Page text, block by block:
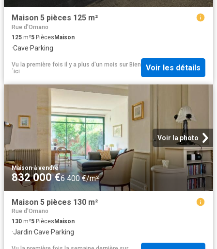
Maison 5 pièces 125 m²
Rue d'Ornano
125 m²5 PiècesMaison
·Cave·Parking
Vu la première fois il y a plus d'un mois sur Bien
´ici
Voir les détails
Voir la photo
Maison·à vendre
832 000 €6 400 €/m²
Maison 5 pièces 130 m²
Rue d'Ornano
130 m²5 Pièces Maison
·Jardin·Cave·Parking